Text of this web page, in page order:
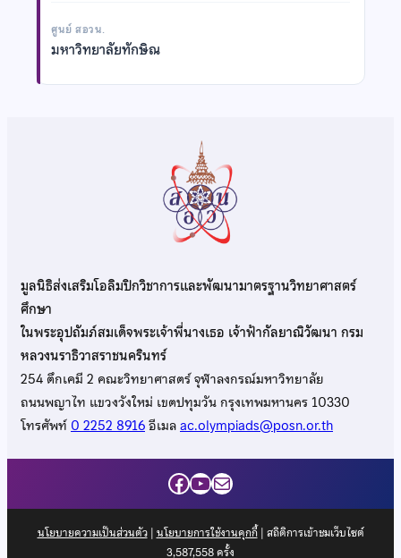
ศูนย์ สอวน.
มหาวิทยาลัยทักษิณ
มูลนิธิส่งเสริมโอลิมปิกวิชาการและพัฒนามาตรฐานวิทยาศาสตร์
ศึกษา
ในพระอุปถัมภ์สมเด็จพระเจ้าพี่นางเธอ เจ้าฟ้ากัลยาณิวัฒนา กรม
หลวงนราธิวาสราชนครินทร์
254 ตึกเคมี 2 คณะวิทยาศาสตร์ จุฬาลงกรณ์มหาวิทยาลัย
ถนนพญาไท แขวงวังใหม่ เขตปทุมวัน กรุงเทพมหานคร 10330
โทรศัพท์0 2252 8916อีเมลac.olympiads@posn.or.th
Facebook
YouTube
Mail
นโยบายความเป็นส่วนตัว| นโยบายการใช้งานคุกกี้| สถิติการเข้าชมเว็บไซต์
3,587,558ครั้ง